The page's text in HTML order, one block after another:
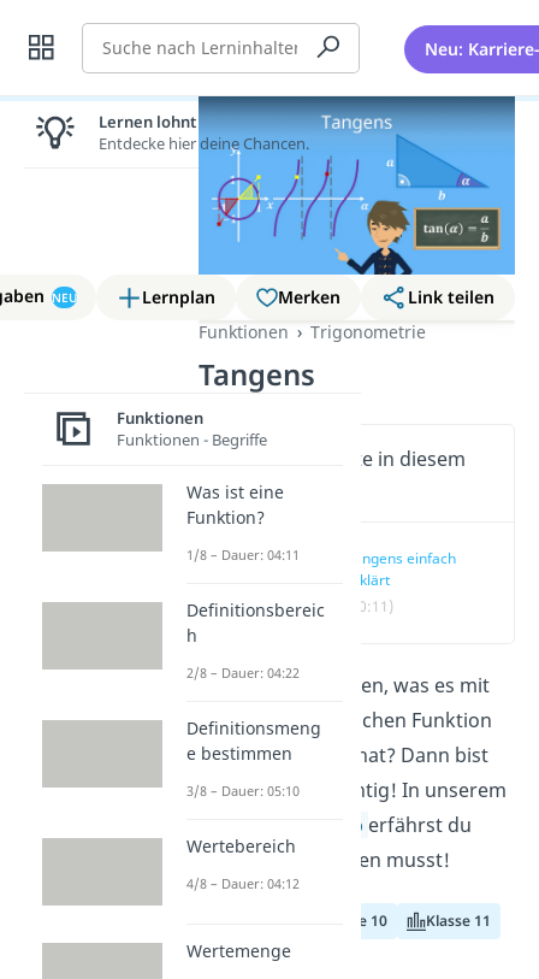
Suche Neu:
NEU Lernplan Merken
Link teilen
Funktionen
Trigonometrie
Tangens
Wichtige Inhalte in diesem
Video
Tangens einfach
erklärt
(00:11)
Du möchtest wissen, was es mit
der trigonometrischen Funktion
Tangens auf sich hat? Dann bist
du hier genau richtig! In unserem
Video erfährst du
alles, was du wissen musst!
Klasse 10 Klasse 11
Lernen lohnt sich!
Entdecke hier deine Chancen.
Funktionen
Funktionen - Begriffe
Was ist eine
Funktion?
1/8 – Dauer: 04:11
Definitionsbereic
h
2/8 – Dauer: 04:22
Definitionsmeng
e bestimmen
3/8 – Dauer: 05:10
Wertebereich
4/8 – Dauer: 04:12
Wertemenge